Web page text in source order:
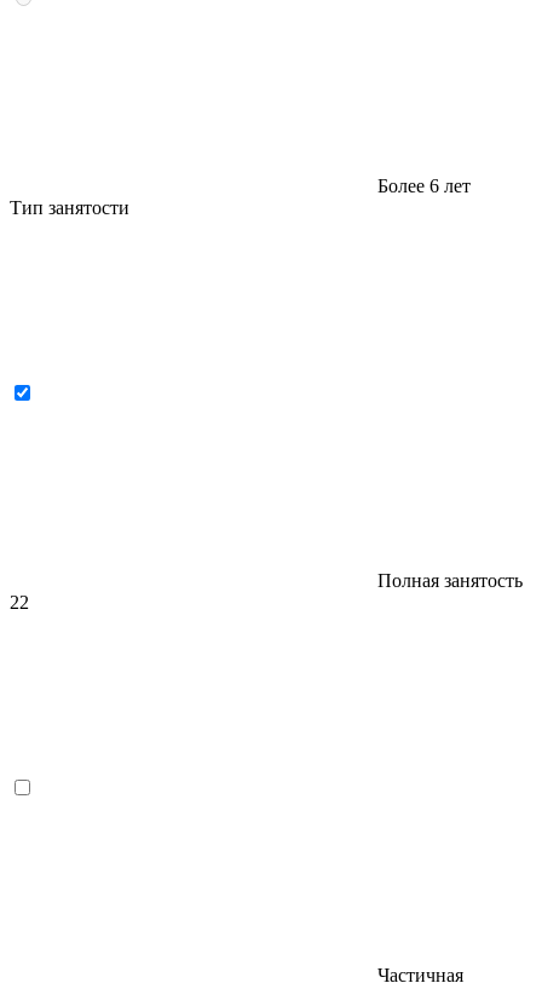
Более 6 лет
Тип занятости
Полная занятость
22
Частичная